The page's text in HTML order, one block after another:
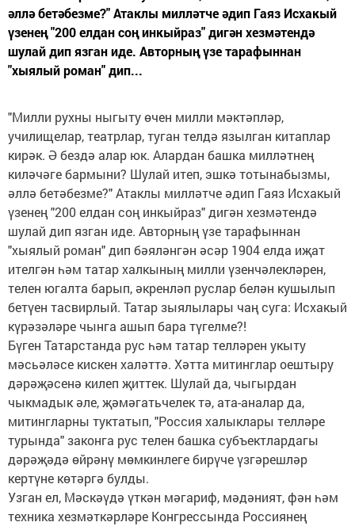
әллә бетәбезме?" Атаклы милләтче әдип Гаяз Исхакый
үзенең "200 елдан соң инкыйраз" дигән хезмәтендә
шулай дип язган иде. Авторның үзе тарафыннан
"хыялый роман" дип...
"Милли рухны ныгыту өчен милли мәктәпләр,
училищелар, театрлар, туган телдә язылган китаплар
кирәк. Ә бездә алар юк. Алардан башка милләтнең
киләчәге бармыни? Шулай итеп, эшкә тотынабызмы,
әллә бетәбезме?" Атаклы милләтче әдип Гаяз Исхакый
үзенең "200 елдан соң инкыйраз" дигән хезмәтендә
шулай дип язган иде. Авторның үзе тарафыннан
"хыялый роман" дип бәяләнгән әсәр 1904 елда иҗат
ителгән һәм татар халкының милли үзенчәлекләрен,
телен югалта барып, әкренләп руслар белән кушылып
бетүен тасвирлый. Татар зыялылары чаң суга: Исхакый
күрәзәләре чынга ашып бара түгелме?!
Бүген Татарстанда рус һәм татар телләрен укыту
мәcьәләсе кискен халәттә. Хәтта митинглар оештыру
дәрәҗәсенә килеп җиттек. Шулай да, чыгырдан
чыкмадык әле, җәмәгатьчелек тә, ата-аналар да,
митингларны туктатып, "Россия халыклары телләре
турында" законга рус телен башка субъектлардагы
дәрәҗәдә өйрәнү мөмкинлеге бирүче үзгәрешләр
кертүне көтәргә булды.
Узган ел, Мәскәүдә үткән мәгариф, мәдәният, фән һәм
техника хезмәткәрләре Конгрессында Россиянең